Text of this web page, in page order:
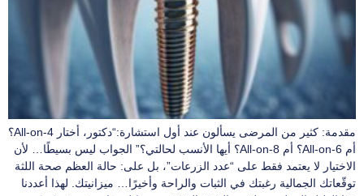
مقدمة: كثير من المرضى يسألون عند أول استشارة:“دكتور، أختار All-on-4؟
أم All-on-6؟ أم All-on-8؟ أيها الأنسب لحالتي؟” الجواب ليس بسيطًا… لأن
الاختيار لا يعتمد فقط على “عدد الزرعات”، بل على: حالة العظم صحة اللثة
توقّعاتك الجمالية رغبتك في الثبات والراحة وأخيرًا… ميزانيتك. لهذا أعددنا